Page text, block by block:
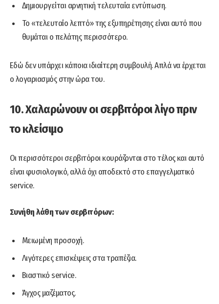
Δημιουργείται αρνητική τελευταία εντύπωση.
Το «τελευταίο λεπτό» της εξυπηρέτησης είναι αυτό που
θυμάται ο πελάτης περισσότερο.
Εδώ δεν υπάρχει κάποια ιδιαίτερη συμβουλή. Απλά να έρχεται
ο λογαριασμός στην ώρα του.
10. Χαλαρώνουν οι σερβιτόροι λίγο πριν
το κλείσιμο
Οι περισσότεροι σερβιτόροι κουράζονται στο τέλος και αυτό
είναι φυσιολογικό, αλλά όχι αποδεκτό στο επαγγελματικό
service.
Συνήθη λάθη των σερβιτόρων:
Μειωμένη προσοχή.
Λιγότερες επισκέψεις στα τραπέζια.
Βιαστικό service.
Άγχος μαζέματος.